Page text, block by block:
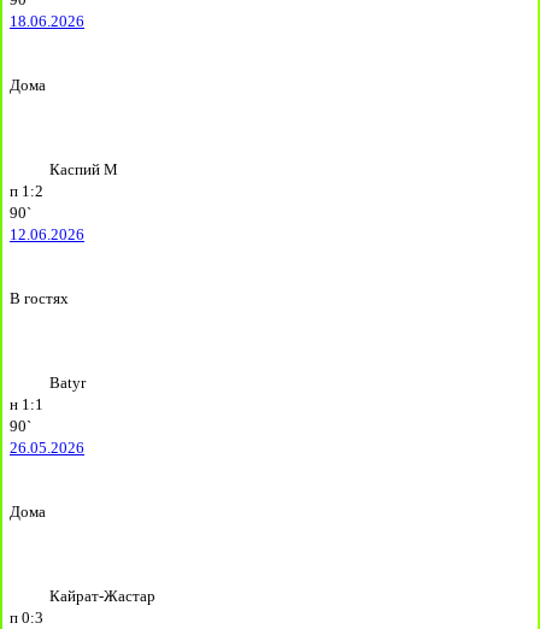
18.06.2026
Дома
Каспий М
п 1:2
90`
12.06.2026
В гостях
Batyr
н 1:1
90`
26.05.2026
Дома
Кайрат-Жастар
п 0:3